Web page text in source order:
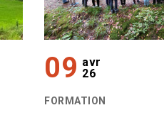
09 avr
26
FORMATION